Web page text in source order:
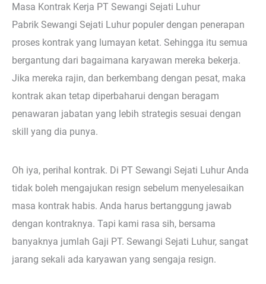
Masa Kontrak Kerja PT Sewangi Sejati Luhur
Pabrik Sewangi Sejati Luhur populer dengan penerapan
proses kontrak yang lumayan ketat. Sehingga itu semua
bergantung dari bagaimana karyawan mereka bekerja.
Jika mereka rajin, dan berkembang dengan pesat, maka
kontrak akan tetap diperbaharui dengan beragam
penawaran jabatan yang lebih strategis sesuai dengan
skill yang dia punya.
Oh iya, perihal kontrak. Di PT Sewangi Sejati Luhur Anda
tidak boleh mengajukan resign sebelum menyelesaikan
masa kontrak habis. Anda harus bertanggung jawab
dengan kontraknya. Tapi kami rasa sih, bersama
banyaknya jumlah Gaji PT. Sewangi Sejati Luhur, sangat
jarang sekali ada karyawan yang sengaja resign.